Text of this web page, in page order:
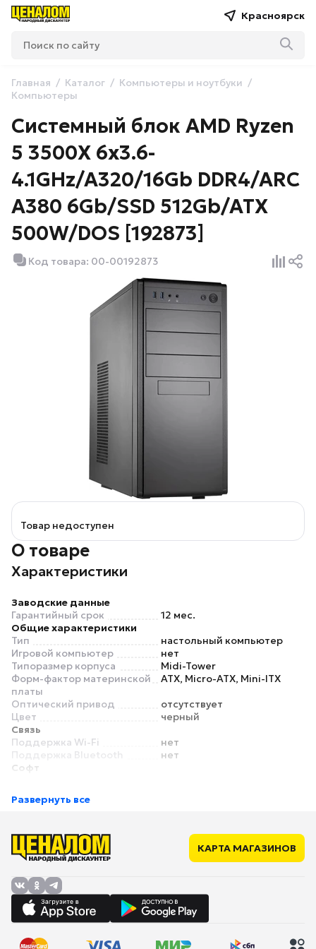
Красноярск
Главная Каталог
Компьютеры и ноутбуки
Компьютеры
Системный блок AMD Ryzen
5 3500X 6x3.6-
4.1GHz/A320/16Gb DDR4/ARC
A380 6Gb/SSD 512Gb/ATX
500W/DOS [192873]
Код товара: 00-00192873
Товар недоступен
О товаре
Характеристики
Заводские данные
Гарантийный срок
12 мес.
Общие характеристики
Тип
настольный компьютер
Игровой компьютер
нет
Типоразмер корпуса
Midi-Tower
Форм-фактор материнской
платы
ATX, Micro-ATX, Mini-ITX
Оптический привод
отсутствует
Цвет
черный
Связь
Поддержка Wi-Fi
нет
Поддержка Bluetooth
нет
Софт
Процессор
Ядро
Matisse
Количество ядер
процессора
Максимальная частота
процессора
Память
Тип памяти
DDR4
памяти
Развернуть все
КАРТА МАГАЗИНОВ